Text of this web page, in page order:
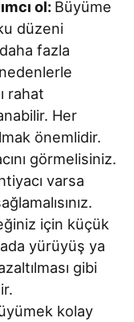
ol: Büyüme
düzeni
fazla
rahat
Her
önemlidir.
görmelisiniz.
varsa
için küçük
yürüyüş ya
gibi
kolay